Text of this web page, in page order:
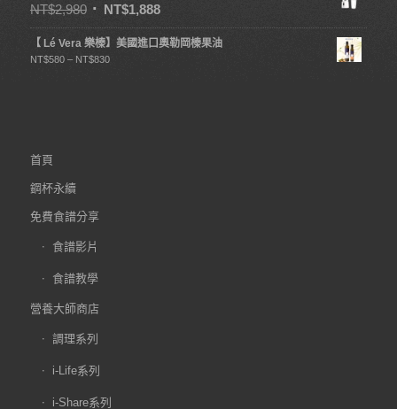
NT$2,980 NT$1,888
【 Lé Vera 樂榛】美國進口奧勒岡榛果油
NT$580 – NT$830
首頁
鋼杯永續
免費食譜分享
食譜影片
食譜教學
營養大師商店
調理系列
i-Life系列
i-Share系列